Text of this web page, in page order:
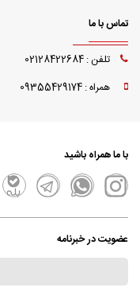
تماس با ما
تلفن : 02128422684
همراه : 09355429174
با ما همراه باشید
عضویت در خبرنامه